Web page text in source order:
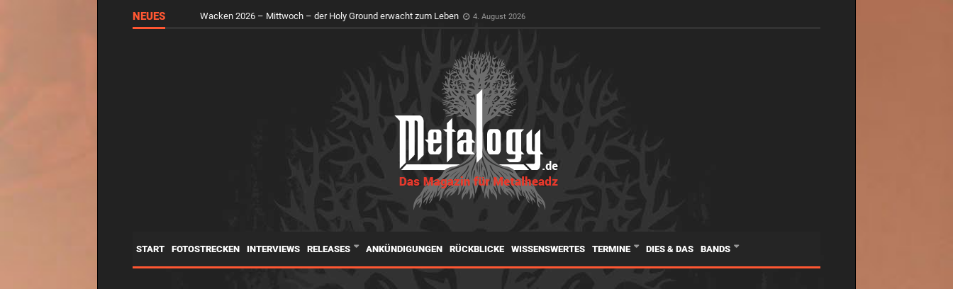
NEUES RUNGHOLT – Virtuelle Kunst feiert Premiere auf dem Wacken Open Air 3. August 2026
START FOTOSTRECKEN INTERVIEWS RELEASES ANKÜNDIGUNGEN RÜCKBLICKE WISSENSWERTES TERMINE DIES & DAS BANDS